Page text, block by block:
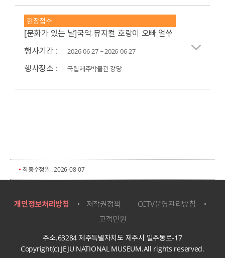
현장접수
[문화가 있는 날]국악 뮤지컬 호랑이 오빠 얼쑤
행사기간 :
2026-06-27 ~ 2026-06-27
행사장소 : 국립제주박물관 강당
최종수정일 : 2026-08-07
개인정보처리방침 저작권정책
CCTV운영관리방침
고객민원
주소.63284 제주특별자치도 제주시 일주동로-17
Copyright(c) JEJU NATIONAL MUSEUM.All rights reserved.